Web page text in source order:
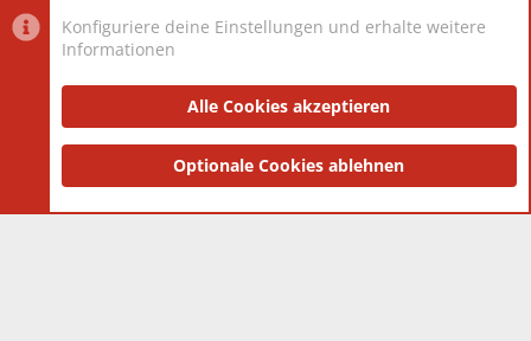
Datenschutzerklärung Impressum
Community platform by XenForo® © 2010-2025 XenForo Ltd.
and add-ons by ThemeHouse
Konfiguriere deine Einstellungen und erhalte weitere
Informationen
Alle Cookies akzeptieren
Optionale Cookies ablehnen